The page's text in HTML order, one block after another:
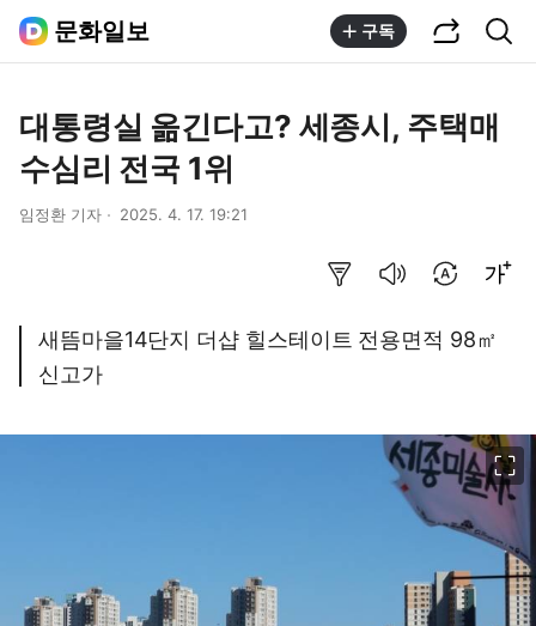
문화일보 구독
대통령실 옮긴다고? 세종시, 주택매
수심리 전국 1위
임정환 기자 2025. 4. 17. 19:21
새뜸마을14단지 더샵 힐스테이트 전용면적 98㎡
신고가